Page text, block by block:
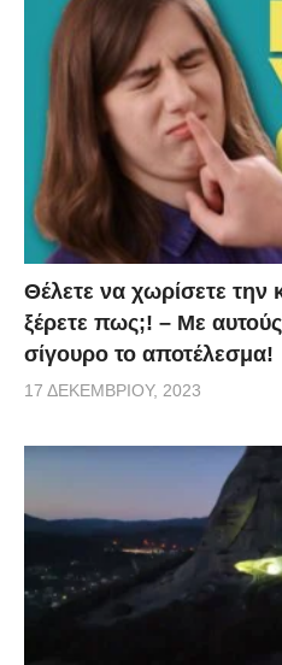
Θέλετε να χωρίσετε την
ξέρετε πως;! – Με αυτούς
σίγουρο το αποτέλεσμα!
17 ΔΕΚΕΜΒΡΊΟΥ, 2023